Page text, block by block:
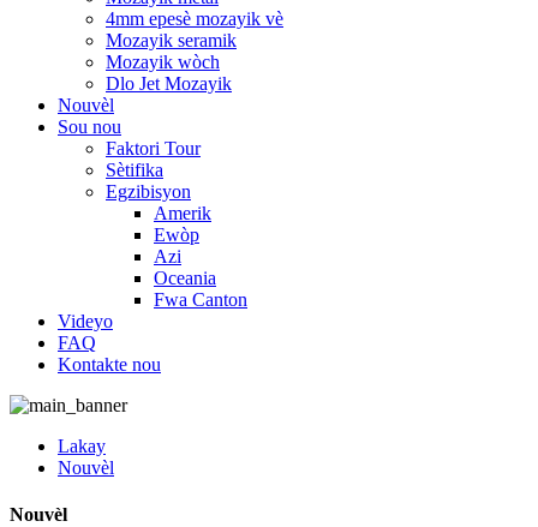
4mm epesè mozayik vè
Mozayik seramik
Mozayik wòch
Dlo Jet Mozayik
Nouvèl
Sou nou
Faktori Tour
Sètifika
Egzibisyon
Amerik
Ewòp
Azi
Oceania
Fwa Canton
Videyo
FAQ
Kontakte nou
Lakay
Nouvèl
Nouvèl